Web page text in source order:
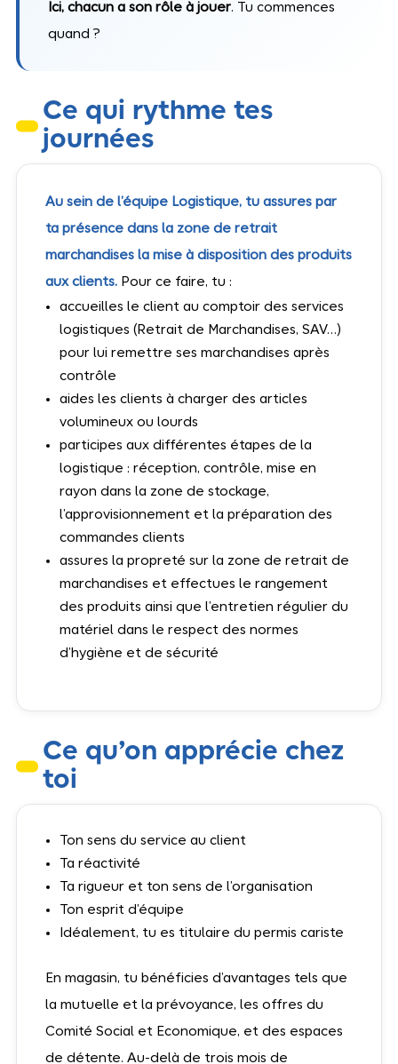
Ici, chacun a son rôle à jouer. Tu commences
quand ?
Ce qui rythme tes
journées
Au sein de l’équipe Logistique, tu assures par
ta présence dans la zone de retrait
marchandises la mise à disposition des produits
aux clients. Pour ce faire, tu :
accueilles le client au comptoir des services
logistiques (Retrait de Marchandises, SAV…)
pour lui remettre ses marchandises après
contrôle
aides les clients à charger des articles
volumineux ou lourds
participes aux différentes étapes de la
logistique : réception, contrôle, mise en
rayon dans la zone de stockage,
l’approvisionnement et la préparation des
commandes clients
assures la propreté sur la zone de retrait de
marchandises et effectues le rangement
des produits ainsi que l’entretien régulier du
matériel dans le respect des normes
d’hygiène et de sécurité
Ce qu’on apprécie chez
toi
Ton sens du service au client
Ta réactivité
Ta rigueur et ton sens de l’organisation
Ton esprit d’équipe
Idéalement, tu es titulaire du permis cariste
En magasin, tu bénéficies d’avantages tels que
la mutuelle et la prévoyance, les offres du
Comité Social et Economique, et des espaces
de détente. Au-delà de trois mois de